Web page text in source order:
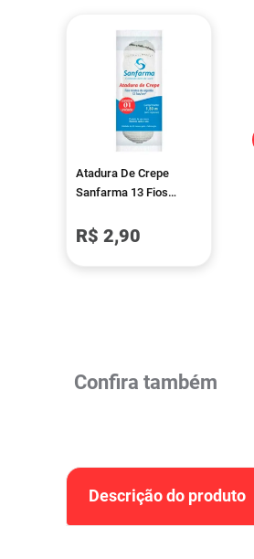
Atadura De Crepe
Sanfarma 13 Fios
R$ 2,90
Confira também
Descrição do produto